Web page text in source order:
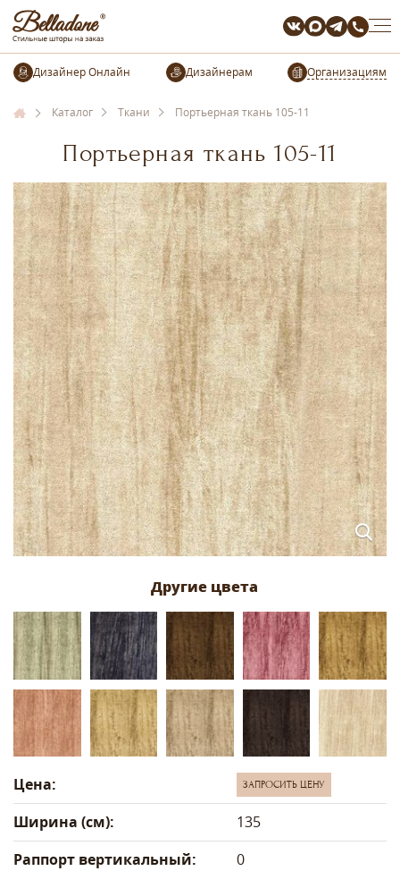
Организациям
Каталог Ткани Портьерная ткань 105-11
Портьерная ткань 105-11
Цена: ЗАПРОСИТЬ ЦЕНУ
Ширина (см):
135
Раппорт вертикальный:
0